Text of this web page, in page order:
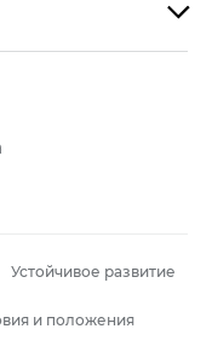

Устойчивое развитие
и положения